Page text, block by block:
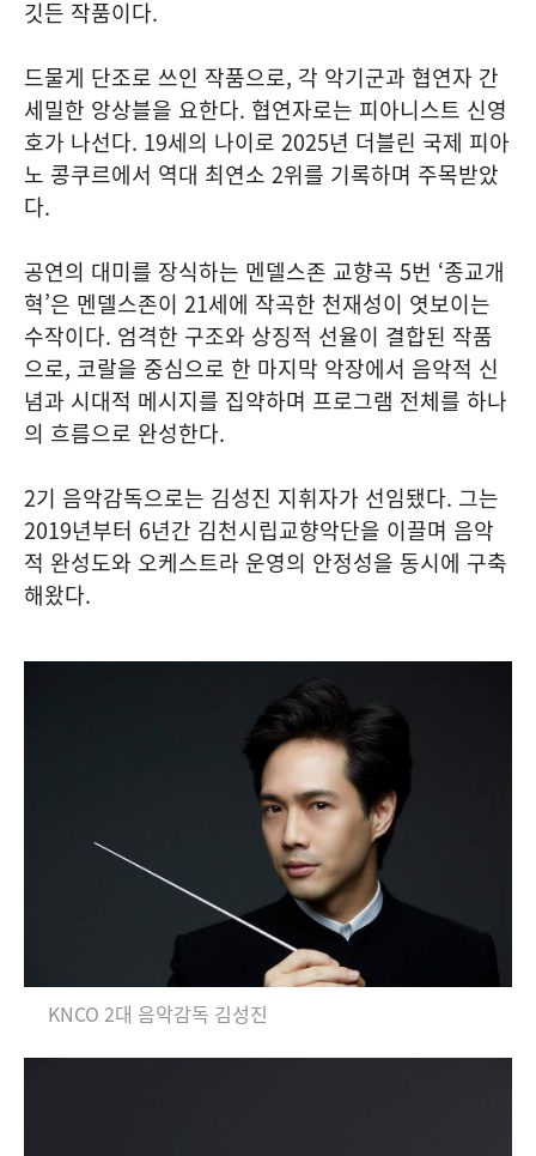
깃든 작품이다.
드물게 단조로 쓰인 작품으로, 각 악기군과 협연자 간
세밀한 앙상블을 요한다. 협연자로는 피아니스트 신영
호가 나선다. 19세의 나이로 2025년 더블린 국제 피아
노 콩쿠르에서 역대 최연소 2위를 기록하며 주목받았
다.
공연의 대미를 장식하는 멘델스존 교향곡 5번 ‘종교개
혁’은 멘델스존이 21세에 작곡한 천재성이 엿보이는
수작이다. 엄격한 구조와 상징적 선율이 결합된 작품
으로, 코랄을 중심으로 한 마지막 악장에서 음악적 신
념과 시대적 메시지를 집약하며 프로그램 전체를 하나
의 흐름으로 완성한다.
2기 음악감독으로는 김성진 지휘자가 선임됐다. 그는
2019년부터 6년간 김천시립교향악단을 이끌며 음악
적 완성도와 오케스트라 운영의 안정성을 동시에 구축
해왔다.
KNCO 2대 음악감독 김성진